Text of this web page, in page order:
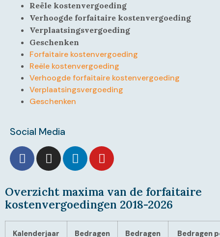
Reële kostenvergoeding
Verhoogde forfaitaire kostenvergoeding
Verplaatsingsvergoeding
Geschenken
Forfaitaire kostenvergoeding
Reële kostenvergoeding
Verhoogde forfaitaire kostenvergoeding
Verplaatsingsvergoeding
Geschenken
Social Media
Overzicht maxima van de forfaitaire
kostenvergoedingen 2018-2026
Kalenderjaar Bedragen Bedragen Bedragen